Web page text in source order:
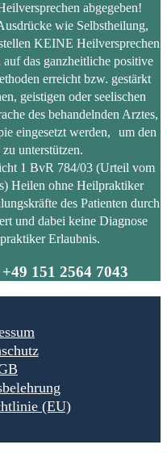
abgegeben!
wie Selbstheilung,
KEINE Heilversprechen
das ganzheitliche positive
erreicht bzw. gestärkt
geistigen oder seelischen
des behandelnden Arztes,
eingesetzt werden, um den
unterstützen.
1 BvR 784/03 (Urteil vom
Heilen ohne Heilpraktiker
des Patienten durch
und dabei keine Diagnose
Erlaubnis.
151 2564 7043
(EU)